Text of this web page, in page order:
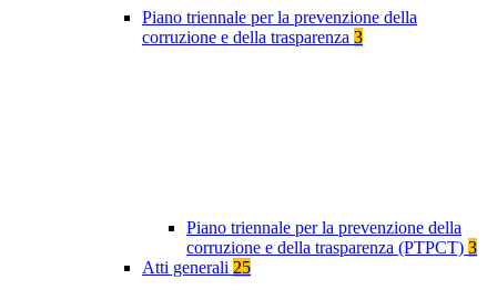
Piano triennale per la prevenzione della
corruzione e della trasparenza 3
Piano triennale per la prevenzione della
corruzione e della trasparenza (PTPCT) 3
Atti generali 25